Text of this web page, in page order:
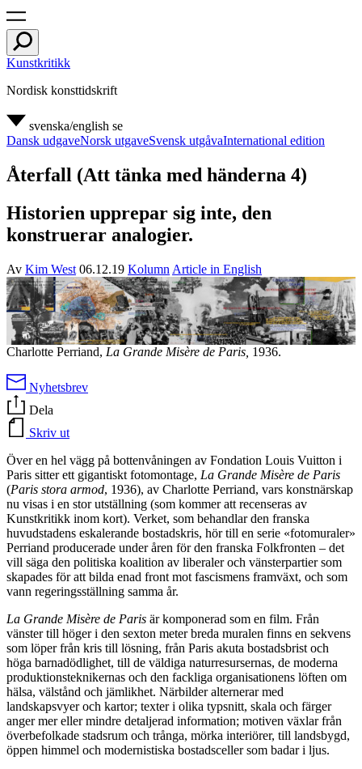
Kunstkritikk
Nordisk konsttidskrift
svenska/english se
Dansk udgaveNorsk utgaveSvensk utgåvaInternational edition
Återfall (Att tänka med händerna 4)
Historien upprepar sig inte, den
konstruerar analogier.
Av Kim West 06.12.19 Kolumn Article in English
Charlotte Perriand, La Grande Misère de Paris, 1936.
Nyhetsbrev
Dela
Skriv ut
Över en hel vägg på bottenvåningen av Fondation Louis Vuitton i
Paris sitter ett gigantiskt fotomontage, La Grande Misère de Paris
(Paris stora armod, 1936), av Charlotte Perriand, vars konstnärskap
nu visas i en stor utställning (som kommer att recenseras av
Kunstkritikk inom kort). Verket, som behandlar den franska
huvudstadens eskalerande bostadskris, hör till en serie «fotomuraler»
Perriand producerade under åren för den franska Folkfronten – det
vill säga den politiska koalition av liberaler och vänsterpartier som
skapades för att bilda enad front mot fascismens framväxt, och som
vann regeringsställning samma år.
La Grande Misère de Paris är komponerad som en film. Från
vänster till höger i den sexton meter breda muralen finns en sekvens
som löper från kris till lösning, från Paris akuta bostadsbrist och
höga barnadödlighet, till de väldiga naturresursernas, de moderna
produktionsteknikernas och den fackliga organisationens löften om
hälsa, välstånd och jämlikhet. Närbilder alternerar med
landskapsvyer och kartor; texter i olika typsnitt, skala och färger
anger mer eller mindre detaljerad information; motiven växlar från
överbefolkade stadsrum och trånga, mörka interiörer, till landsbygd,
öppen himmel och modernistiska bostadsceller som badar i ljus.